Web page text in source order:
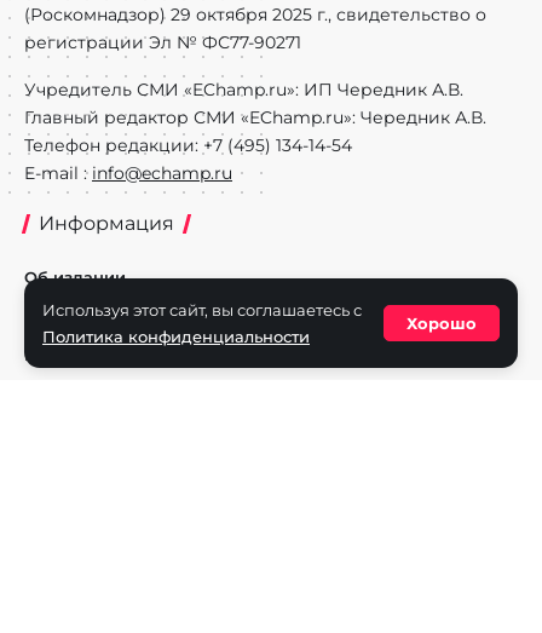
(Роскомнадзор) 29 октября 2025 г., свидетельство о
регистрации Эл № ФС77-90271
Учредитель СМИ «EChamp.ru»: ИП Чередник А.В.
Главный редактор СМИ «EChamp.ru»: Чередник А.В.
Телефон редакции: +7 (495) 134-14-54
E-mail : info@echamp.ru
Информация
Об издании
Реклама на портале
Политика конфиденциальности
Используя этот сайт, вы соглашаетесь с
Политика конфиденциальности
Хорошо